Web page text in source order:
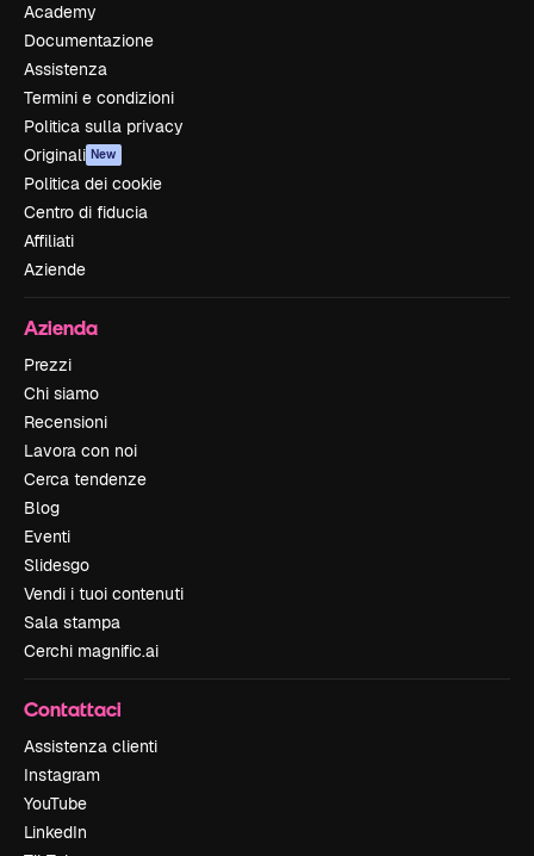
Academy
Documentazione
Assistenza
Termini e condizioni
Politica sulla privacy
Originali New
Politica dei cookie
Centro di fiducia
Affiliati
Aziende
Azienda
Prezzi
Chi siamo
Recensioni
Lavora con noi
Cerca tendenze
Blog
Eventi
Slidesgo
Vendi i tuoi contenuti
Sala stampa
Cerchi magnific.ai
Contattaci
Assistenza clienti
Instagram
YouTube
LinkedIn